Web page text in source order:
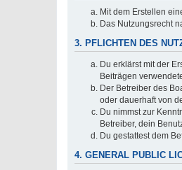
Mit dem Erstellen
Das Nutzungsrecht
3. PFLICHTEN DES
Du erklärst mit der
Beiträgen
Der Betreiber des
oder dauerhaft von
Du nimmst zur
Betreiber, dein
Du gestattest dem
4. GENERAL PUBLIC